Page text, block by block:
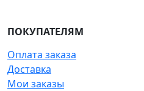
ПОКУПАТЕЛЯМ
Оплата заказа
Доставка
Мои заказы